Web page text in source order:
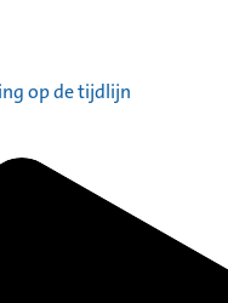
op de tijdlijn